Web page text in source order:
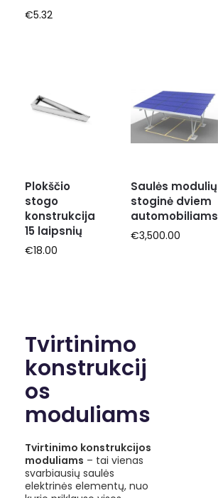
€5.32
Plokščio
stogo
konstrukcija
15 laipsnių
€18.00
Saulės modulių
stoginė dviem
automobiliams
€3,500.00
Tvirtinimo
konstrukcij
os
moduliams
Tvirtinimo konstrukcijos
moduliams – tai vienas
svarbiausių saulės
elektrinės elementų, nuo